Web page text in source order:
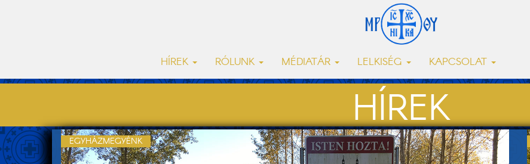
HÍREK RÓLUNK MÉDIATÁR LELKISÉG KAPCSOLAT
HÍREK
EGYHÁZMEGYÉNK